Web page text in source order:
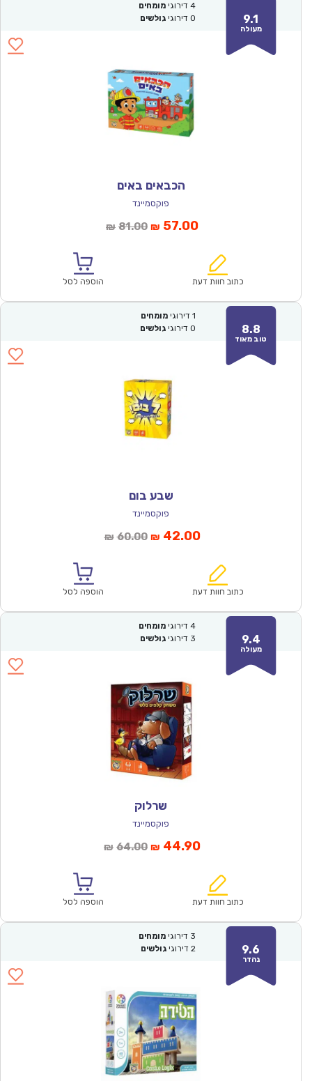
9.1
מעולה
4 דירוגי מומחים
0 דירוגי גולשים
הכבאים באים
פוקסמיינד
₪ 81.00המחיר
₪81.00.
₪ 57.00המחיר
הוא:
כתוב חוות דעת הוספה לסל
8.8
טוב מאוד
1 דירוגי מומחים
0 דירוגי גולשים
שבע בום
פוקסמיינד
₪ 60.00המחיר
₪60.00.
₪ 42.00המחיר
הוא:
כתוב חוות דעת הוספה לסל
9.4
מעולה
4 דירוגי מומחים
3 דירוגי גולשים
שרלוק
פוקסמיינד
₪ 64.00המחיר
₪64.00.
₪ 44.90המחיר
הוא:
כתוב חוות דעת הוספה לסל
9.6
נהדר
3 דירוגי מומחים
2 דירוגי גולשים